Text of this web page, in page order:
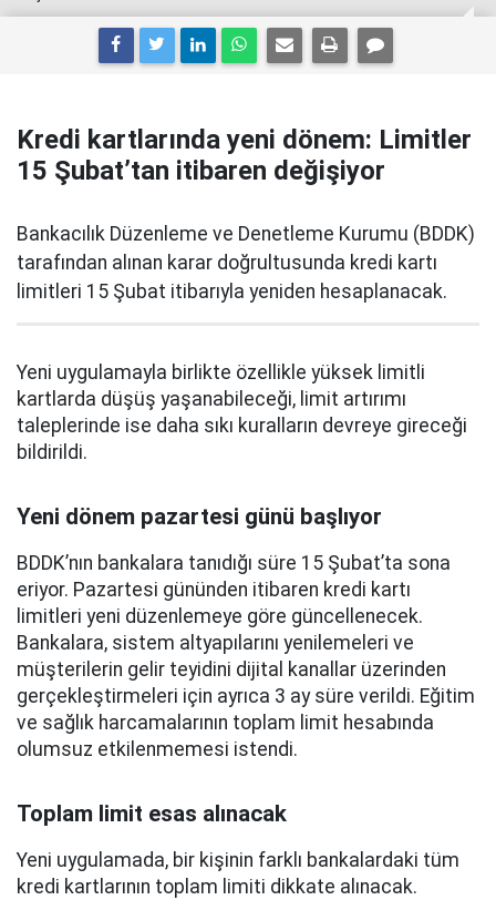
Kredi kartlarında yeni dönem: Limitler
15 Şubat’tan itibaren değişiyor
Bankacılık Düzenleme ve Denetleme Kurumu (BDDK)
tarafından alınan karar doğrultusunda kredi kartı
limitleri 15 Şubat itibarıyla yeniden hesaplanacak.
Yeni uygulamayla birlikte özellikle yüksek limitli
kartlarda düşüş yaşanabileceği, limit artırımı
taleplerinde ise daha sıkı kuralların devreye gireceği
bildirildi.
Yeni dönem pazartesi günü başlıyor
BDDK’nın bankalara tanıdığı süre 15 Şubat’ta sona
eriyor. Pazartesi gününden itibaren kredi kartı
limitleri yeni düzenlemeye göre güncellenecek.
Bankalara, sistem altyapılarını yenilemeleri ve
müşterilerin gelir teyidini dijital kanallar üzerinden
gerçekleştirmeleri için ayrıca 3 ay süre verildi. Eğitim
ve sağlık harcamalarının toplam limit hesabında
olumsuz etkilenmemesi istendi.
Toplam limit esas alınacak
Yeni uygulamada, bir kişinin farklı bankalardaki tüm
kredi kartlarının toplam limiti dikkate alınacak.